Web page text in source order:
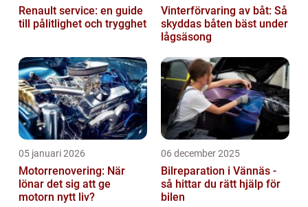
Renault service: en guide
till pålitlighet och trygghet
Vinterförvaring av båt: Så
skyddas båten bäst under
lågsäsong
05 januari 2026
Motorrenovering: När
lönar det sig att ge
motorn nytt liv?
06 december 2025
Bilreparation i Vännäs -
så hittar du rätt hjälp för
bilen